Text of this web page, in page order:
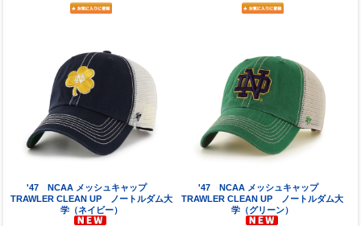
'47 NCAA メッシュキャップ
TRAWLER CLEAN UP ノートルダム大
学（ネイビー）
'47 NCAA メッシュキャップ
TRAWLER CLEAN UP ノートルダム大
学（グリーン）